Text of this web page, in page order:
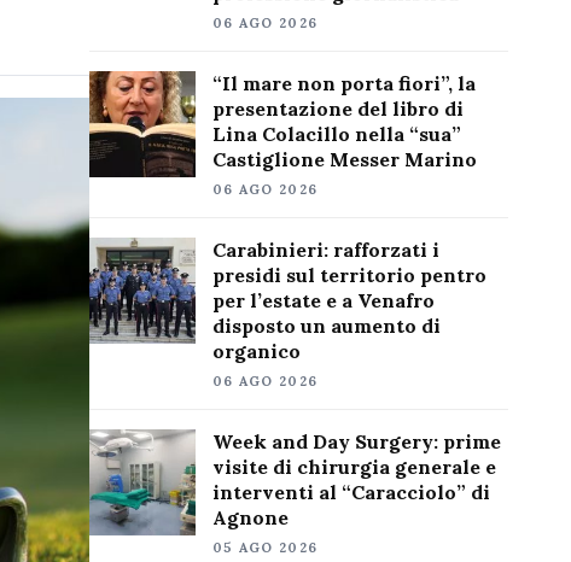
06 AGO 2026
“Il mare non porta fiori”, la
presentazione del libro di
Lina Colacillo nella “sua”
Castiglione Messer Marino
06 AGO 2026
Carabinieri: rafforzati i
presidi sul territorio pentro
per l’estate e a Venafro
disposto un aumento di
organico
06 AGO 2026
Week and Day Surgery: prime
visite di chirurgia generale e
interventi al “Caracciolo” di
Agnone
05 AGO 2026